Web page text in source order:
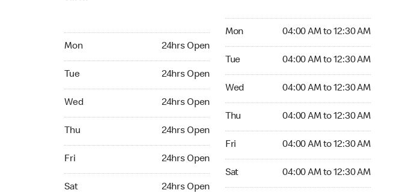
Mon 24hrs Open
Tue 24hrs Open
Wed 24hrs Open
Thu 24hrs Open
Fri 24hrs Open
Sat 24hrs Open
Mon 04:00 AM to 12:30 AM
Tue 04:00 AM to 12:30 AM
Wed 04:00 AM to 12:30 AM
Thu 04:00 AM to 12:30 AM
Fri 04:00 AM to 12:30 AM
Sat 04:00 AM to 12:30 AM